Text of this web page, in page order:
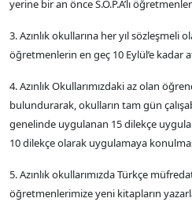
yerine bir an önce S.Ö.P.A’lı
3. Azınlık okullarına her yıl sözleşmeli
öğretmenlerin en geç 10 Eylül’e kadar
4. Azınlık Okullarımızdaki az olan
bulundurarak, okulların tam gün
genelinde uygulanan 15 dilekçe
10 dilekçe olarak uygulamaya
5. Azınlık okullarımızda Türkçe
öğretmenlerimize yeni kitapların